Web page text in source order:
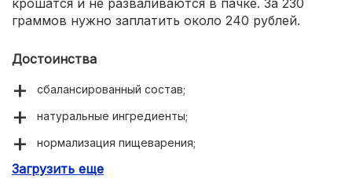
крошатся и не разваливаются в пачке. За 230
граммов нужно заплатить около 240 рублей.
Достоинства
сбалансированный состав;
натуральные ингредиенты;
нормализация пищеварения;
удобная упаковка с застежкой.
Загрузить еще